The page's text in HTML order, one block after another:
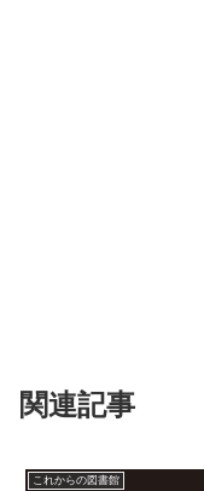
関連記事
これからの図書館